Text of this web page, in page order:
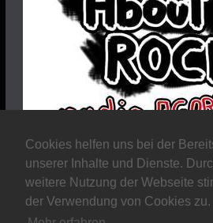
Cookies helfen uns bei der
unserer Inhalte und Dienste.
weitere Nutzung der Webseite
der Verwendung von Cookies zu.